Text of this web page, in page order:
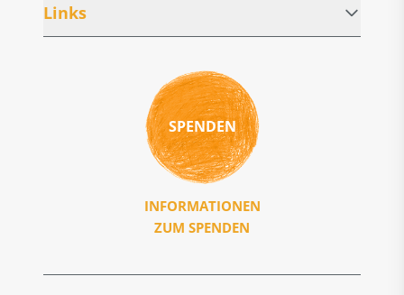
Links
SPENDEN
INFORMATIONEN
ZUM SPENDEN